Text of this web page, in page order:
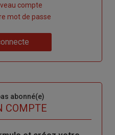
compte
mot de passe
abonné(e)
COMPTE